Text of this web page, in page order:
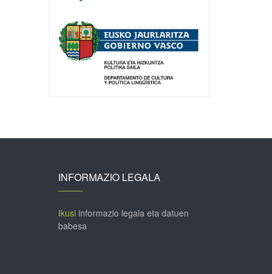
INFORMAZIO LEGALA
Ikusiinformazio legala eta datuen
babesa